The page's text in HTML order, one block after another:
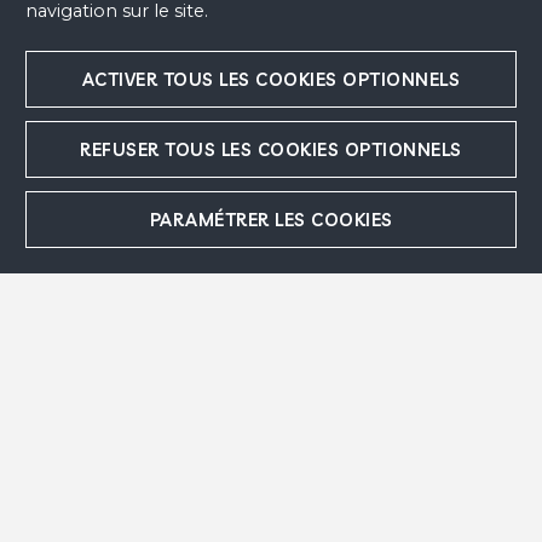
navigation sur le site.
ACTIVER TOUS LES COOKIES OPTIONNELS
REFUSER TOUS LES COOKIES OPTIONNELS
PARAMÉTRER LES COOKIES
Cookies